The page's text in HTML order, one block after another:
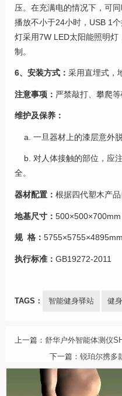
压。在充满电的情况下，可
播放不小于24小时，USB 1
灯采用7W LED太阳能照明
制。
6、安装方式： 采用直埋式，
注意事项： 严禁敲打、攀爬等
维护及保养：
a. 一旦器材上的漆层意外
b. 对人体接触的部位，应
全。
器材配置： 根据四代塑木产品
地基尺寸： 500×500×700mm
规 格： 5755×5755×4895mm
执行标准： GB19272-2011
TAGS： 智能健身驿站 健
上一篇： 舒华户外智能体测仪
下一篇： 锐珀尔携多